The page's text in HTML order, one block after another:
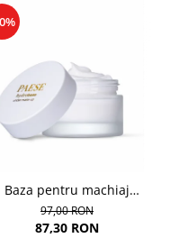
Baza pentru machiaj
hidratanta - 30ml
97,00 RON
87,30 RON